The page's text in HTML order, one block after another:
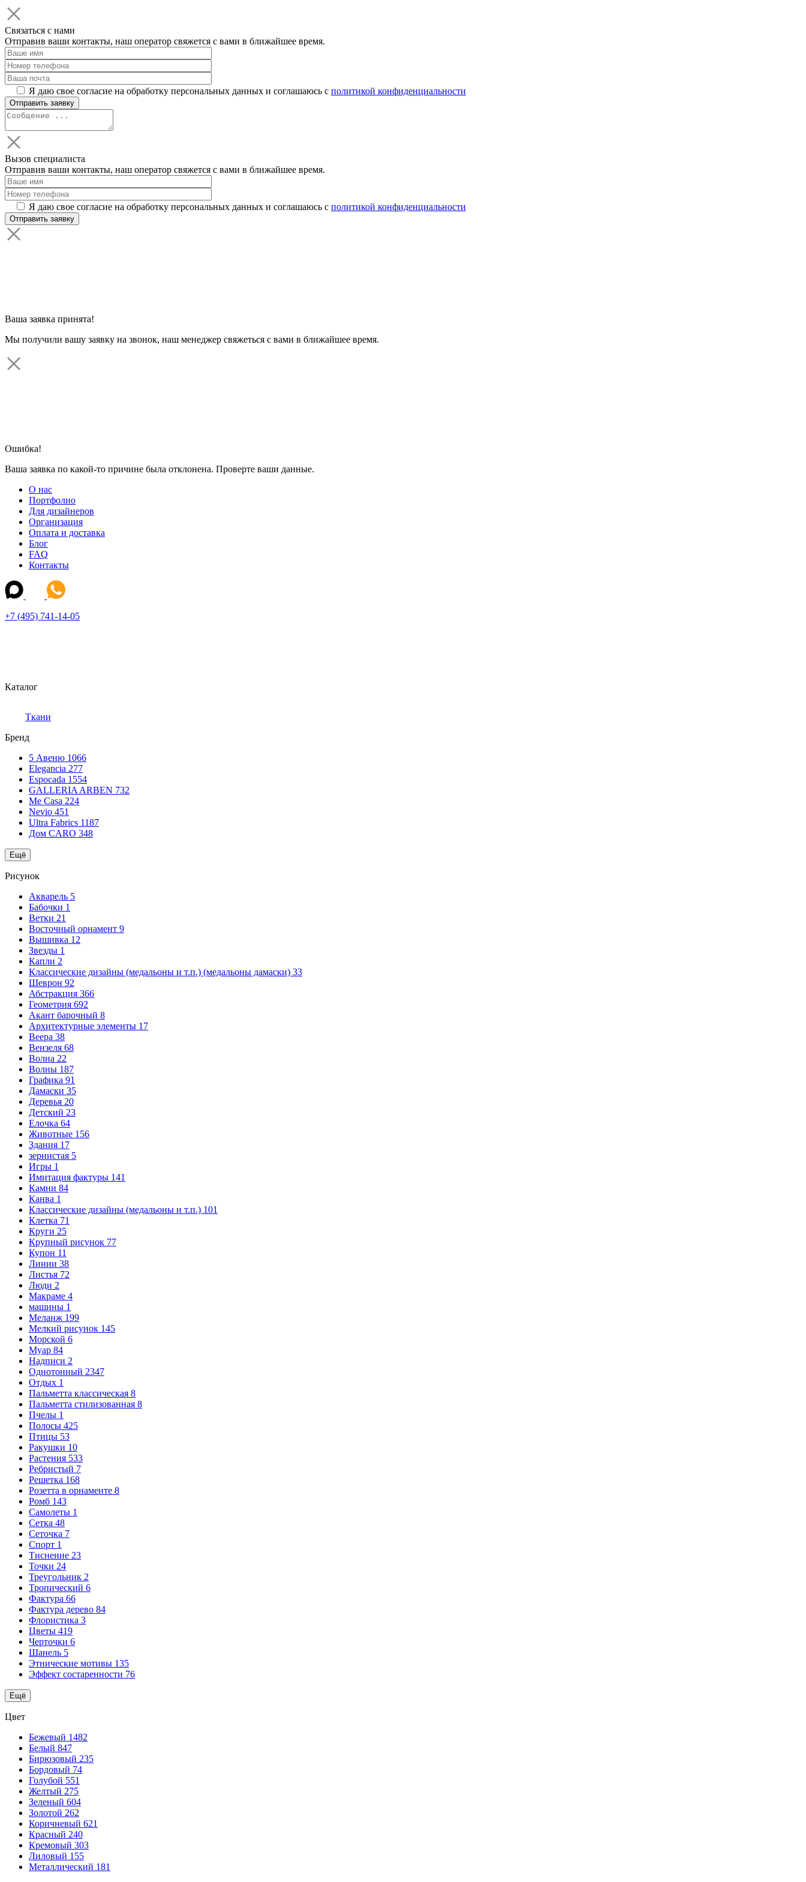
Связаться с нами
Отправив ваши контакты, наш оператор свяжется с вами в ближайшее время.
Я даю свое согласие на обработку персональных данных и соглашаюсь с политикой конфиденциальности
Вызов специалиста
Отправив ваши контакты, наш оператор свяжется с вами в ближайшее время.
Я даю свое согласие на обработку персональных данных и соглашаюсь с политикой конфиденциальности
Ваша заявка принята!
Мы получили вашу заявку на звонок, наш менеджер свяжеться с вами в ближайшее время.
Ошибка!
Ваша заявка по какой-то причине была отклонена. Проверте ваши данные.
О нас
Портфолио
Для дизайнеров
Организация
Оплата и доставка
Блог
FAQ
Контакты
+7 (495) 741-14-05
Каталог
Ткани
Бренд
5 Авеню 1066
Elegancia 277
Espocada 1554
GALLERIA ARBEN 732
Me Casa 224
Nevio 451
Ultra Fabrics 1187
Дом CARO 348
Ещё
Рисунок
Акварель 5
Бабочки 1
Ветки 21
Восточный орнамент 9
Вышивка 12
Звезды 1
Капли 2
Классические дизайны (медальоны и т.п.) (медальоны дамаски) 33
Шеврон 92
Абстракция 366
Геометрия 692
Акант барочный 8
Архитектурные элементы 17
Веера 38
Вензеля 68
Волна 22
Волны 187
Графика 91
Дамаски 35
Деревья 20
Детский 23
Елочка 64
Животные 156
Здания 17
зернистая 5
Игры 1
Имитация фактуры 141
Камни 84
Канва 1
Классические дизайны (медальоны и т.п.) 101
Клетка 71
Круги 25
Крупный рисунок 77
Купон 11
Линии 38
Листья 72
Люди 2
Макраме 4
машины 1
Меланж 199
Мелкий рисунок 145
Морской 6
Муар 84
Надписи 2
Однотонный 2347
Отдых 1
Пальметта классическая 8
Пальметта стилизованная 8
Пчелы 1
Полосы 425
Птицы 53
Ракушки 10
Растения 533
Ребристый 7
Решетка 168
Розетта в орнаменте 8
Ромб 143
Самолеты 1
Сетка 48
Сеточка 7
Спорт 1
Тиснение 23
Точки 24
Треугольник 2
Тропический 6
Фактура 66
Фактура дерево 84
Флористика 3
Цветы 419
Черточки 6
Шанель 5
Этнические мотивы 135
Эффект состаренности 76
Ещё
Цвет
Бежевый 1482
Белый 847
Бирюзовый 235
Бордовый 74
Голубой 551
Желтый 275
Зеленый 604
Золотой 262
Коричневый 621
Красный 240
Кремовый 303
Лиловый 155
Металлический 181